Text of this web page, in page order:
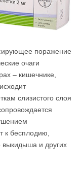
поражение
очаги
– кишечнике,
слизистого слоя
к бесплодию,
выкидыша и других